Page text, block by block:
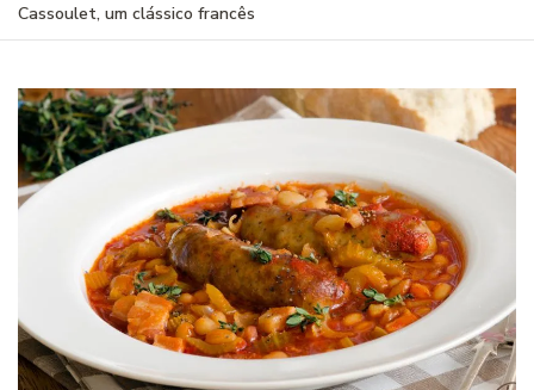
Cassoulet, um clássico francês